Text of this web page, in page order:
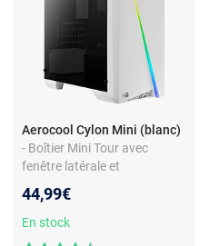
Aerocool Cylon Mini (blanc)
- Boîtier Mini Tour avec
fenêtre latérale et
44,99€
En stock